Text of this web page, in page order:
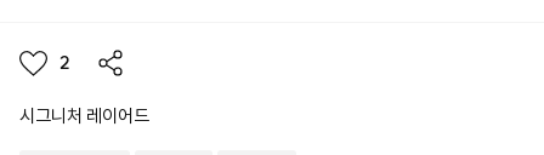
2
시그니처 레이어드